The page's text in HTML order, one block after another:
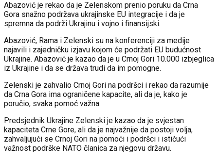
Abazović je rekao da je Zelenskom prenio poruku da Crna
Gora snažno podržava ukrajinske EU integracije i da je
spremna da podrži Ukrajinu i vojno i finansijski.
Abazović, Rama i Zelenski su na konferenciji za medije
najavili i zajedničku izjavu kojom će podržati EU budućnost
Ukrajine. Abazović je kazao da je u Crnoj Gori 10.000 izbjeglica
iz Ukrajine i da se država trudi da im pomogne.
Zelenski je zahvalio Crnoj Gori na podršci i rekao da razumije
da Crna Gora ima ograničene kapacite, ali da je, kako je
poručio, svaka pomoć važna.
Predsjednik Ukrajine Zelenski je kazao da je svjestan
kapaciteta Crne Gore, ali da je najvažnije da postoji volja,
zahvaljujući se Crnoj Gori na pomoći i podršci i ističući
važnost podrške NATO članica za njegovu državu.